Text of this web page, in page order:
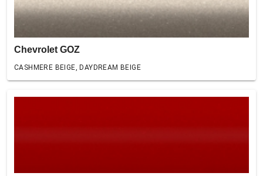
Chevrolet GOZ
CASHMERE BEIGE, DAYDREAM BEIGE